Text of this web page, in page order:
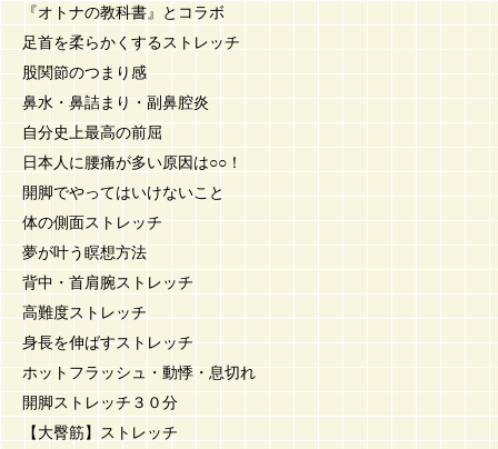
『オトナの教科書』とコラボ
足首を柔らかくするストレッチ
股関節のつまり感
鼻水・鼻詰まり・副鼻腔炎
自分史上最高の前屈
日本人に腰痛が多い原因は○○！
開脚でやってはいけないこと
体の側面ストレッチ
夢が叶う瞑想方法
背中・首肩腕ストレッチ
高難度ストレッチ
身長を伸ばすストレッチ
ホットフラッシュ・動悸・息切れ
開脚ストレッチ３０分
【大臀筋】ストレッチ